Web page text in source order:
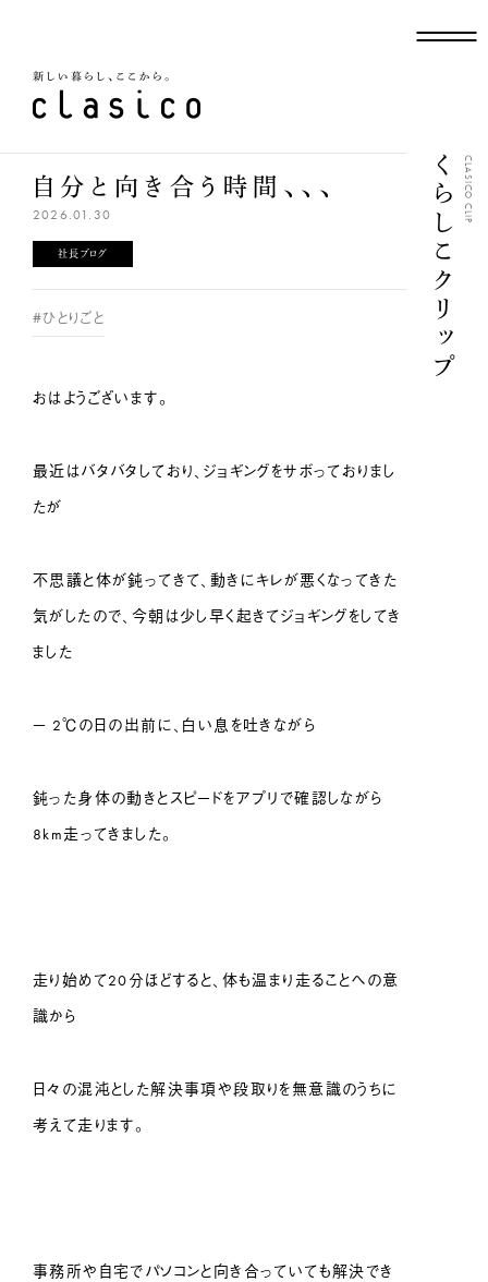
くらしこクリップCLASICO CLIP
自分と向き合う時間、、、
2026.01.30
社長ブログ
#ひとりごと
おはようございます。
最近はバタバタしており、ジョギングをサボっておりまし
たが
不思議と体が鈍ってきて、動きにキレが悪くなってきた
気がしたので、今朝は少し早く起きてジョギングをしてき
ました
− 2℃の日の出前に、白い息を吐きながら
鈍った身体の動きとスピードをアプリで確認しながら
8km走ってきました。
走り始めて20分ほどすると、体も温まり走ることへの意
識から
日々の混沌とした解決事項や段取りを無意識のうちに
考えて走ります。
事務所や自宅でパソコンと向き合っていても解決でき